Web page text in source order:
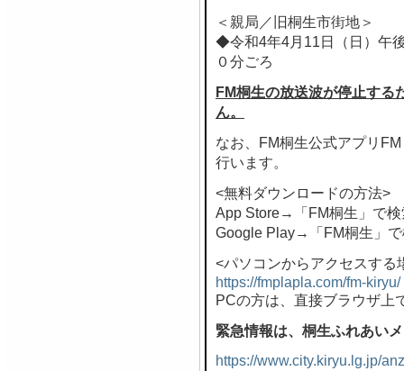
＜親局／旧桐生市街地＞
◆令和4年4月11日（日）午
０分ごろ
FM桐生の放送波が停止する
ん。
なお、FM桐生公式アプリ
行います。
<無料ダウンロードの方法>
App Store→「FM桐生」で検
Google Play→「FM桐生」
<パソコンからアクセスする
https://fmplapla.com/fm-kiryu/
PCの方は、直接ブラウザ上
緊急情報は、桐生ふれあい
https://www.city.kiryu.lg.jp/